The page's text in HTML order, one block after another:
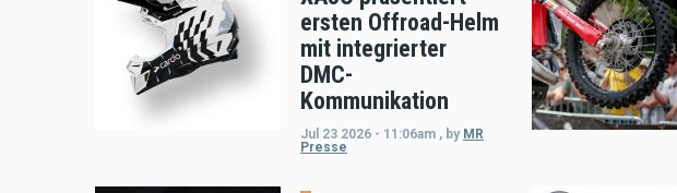
ersten Offroad-Helm
mit integrierter
DMC-
Kommunikation
Jul 23 2026 - 11:06am , by MR
Presse